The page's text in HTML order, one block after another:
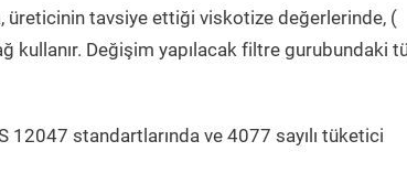
üreticinin tavsiye ettiği viskotize değerlerinde, (
kullanır. Değişim yapılacak filtre gurubundaki
12047 standartlarında ve 4077 sayılı tüketici